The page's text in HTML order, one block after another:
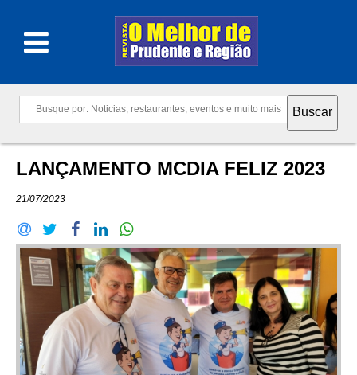
LANÇAMENTO MCDIA FELIZ 2023
21/07/2023